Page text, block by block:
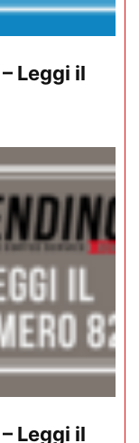
Leggi il
Leggi il